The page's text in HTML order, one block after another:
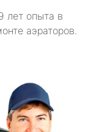
лет опыта в
аэраторов.